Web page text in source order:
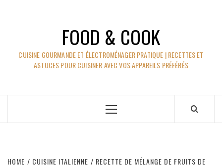
FOOD & COOK
CUISINE GOURMANDE ET ÉLECTROMÉNAGER PRATIQUE | RECETTES ET
ASTUCES POUR CUISINER AVEC VOS APPAREILS PRÉFÉRÉS
Primary
HOME CUISINE ITALIENNE
RECETTE DE MÉLANGE DE FRUITS DE